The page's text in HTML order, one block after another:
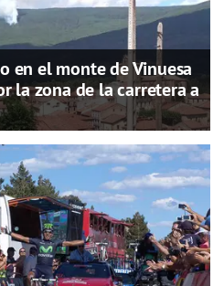
en el monte de Vinuesa
la zona de la carretera a